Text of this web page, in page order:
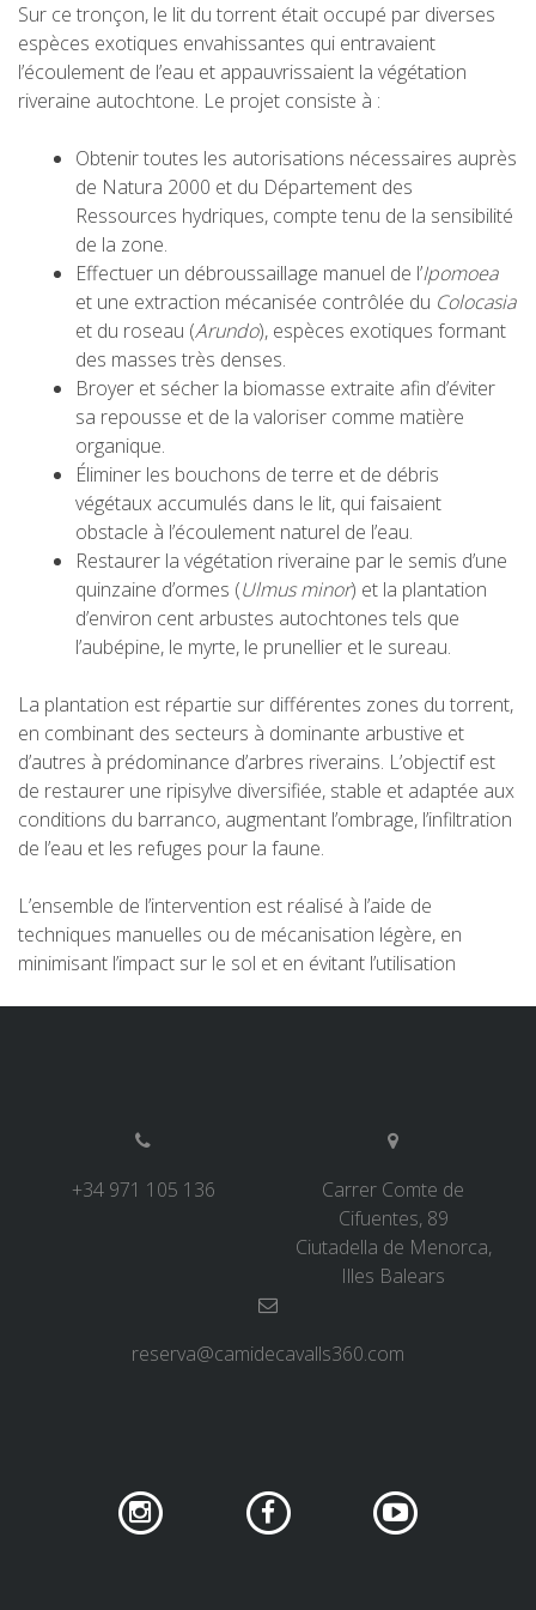
Sur ce tronçon, le lit du torrent était occupé par diverses
espèces exotiques envahissantes qui entravaient
l’écoulement de l’eau et appauvrissaient la végétation
riveraine autochtone. Le projet consiste à :
Obtenir toutes les autorisations nécessaires auprès
de Natura 2000 et du Département des
Ressources hydriques, compte tenu de la sensibilité
de la zone.
Effectuer un débroussaillage manuel de l’Ipomoea
et une extraction mécanisée contrôlée du Colocasia
et du roseau (Arundo), espèces exotiques formant
des masses très denses.
Broyer et sécher la biomasse extraite afin d’éviter
sa repousse et de la valoriser comme matière
organique.
Éliminer les bouchons de terre et de débris
végétaux accumulés dans le lit, qui faisaient
obstacle à l’écoulement naturel de l’eau.
Restaurer la végétation riveraine par le semis d’une
quinzaine d’ormes (Ulmus minor) et la plantation
d’environ cent arbustes autochtones tels que
l’aubépine, le myrte, le prunellier et le sureau.
La plantation est répartie sur différentes zones du torrent,
en combinant des secteurs à dominante arbustive et
d’autres à prédominance d’arbres riverains. L’objectif est
de restaurer une ripisylve diversifiée, stable et adaptée aux
conditions du barranco, augmentant l’ombrage, l’infiltration
de l’eau et les refuges pour la faune.
L’ensemble de l’intervention est réalisé à l’aide de
techniques manuelles ou de mécanisation légère, en
minimisant l’impact sur le sol et en évitant l’utilisation
+34 971 105 136
Carrer Comte de
Cifuentes, 89
Ciutadella de Menorca,
Illes Balears
reserva@camidecavalls360.com